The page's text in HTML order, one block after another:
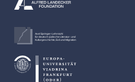
Axel Springer-Lehrstuhl
für deutsch-jüdische Literatur- und
Kulturgeschichte, Exil und Migration